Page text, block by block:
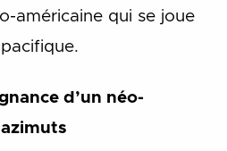
américaine qui se joue
d’un néo-